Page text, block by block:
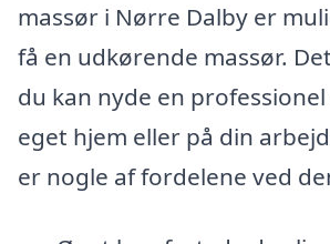
massør i Nørre Dalby er
få en udkørende massør.
du kan nyde en
eget hjem eller på din
er nogle af fordelene ved